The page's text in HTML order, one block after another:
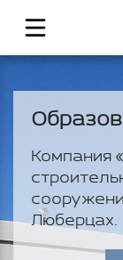
Компания
Люберцах.